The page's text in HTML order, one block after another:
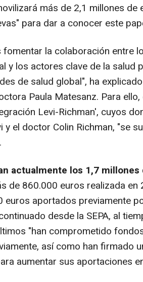
más de 2,1 millones de
para dar a conocer este
fomentar la colaboración entre
y los actores clave de la salud
de salud global", ha
Paula Matesanz. Para
Levi-Richman', cuyos
y el doctor Colin Richman, "se
actualmente los 1,7 millones
de 860.000 euros realizada en
euros aportados previamente
desde la SEPA, al
"han comprometido
así como han firmado
aumentar sus aportaciones